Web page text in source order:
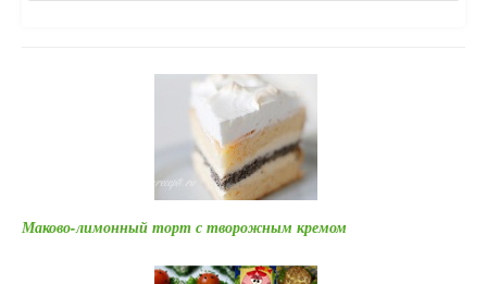
Маково-лимонный торт с творожным кремом